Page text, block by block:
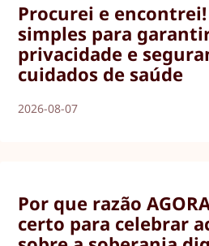
Procurei e
simples para
privacidade e
cuidados de saúde
2026-08-07
Por que razão
certo para celebrar